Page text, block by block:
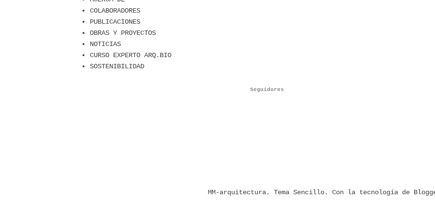
COLABORADORES
PUBLICACIONES
OBRAS Y PROYECTOS
NOTICIAS
CURSO EXPERTO ARQ.BIO
SOSTENIBILIDAD
Seguidores
MM-arquitectura. Tema Sencillo. Con la tecnología de